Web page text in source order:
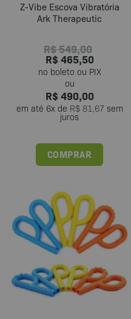
produto
Z-Vibe Escova Vibratória
Ark Therapeutic
R$549,00
R$465,50
R$490,00
em até 6x de R$81,67sem
juros
COMPRAR